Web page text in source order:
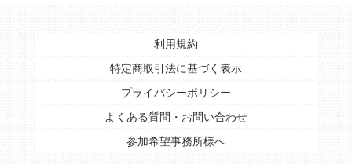
利用規約
特定商取引法に基づく表示
プライバシーポリシー
よくある質問・お問い合わせ
参加希望事務所様へ